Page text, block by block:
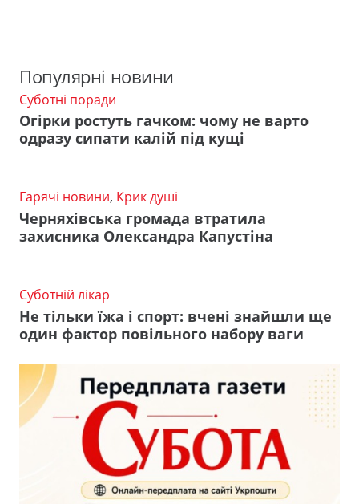
Популярні новини
Суботні поради
Огірки ростуть гачком: чому не варто
одразу сипати калій під кущі
Гарячі новини, Крик душі
Черняхівська громада втратила
захисника Олександра Капустіна
Суботній лікар
Не тільки їжа і спорт: вчені знайшли ще
один фактор повільного набору ваги